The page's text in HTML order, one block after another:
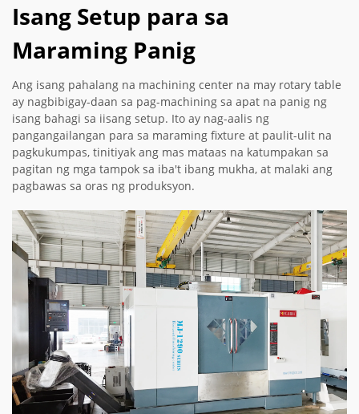
Isang Setup para sa
Maraming Panig
Ang isang pahalang na machining center na may rotary table
ay nagbibigay-daan sa pag-machining sa apat na panig ng
isang bahagi sa iisang setup. Ito ay nag-aalis ng
pangangailangan para sa maraming fixture at paulit-ulit na
pagkukumpas, tinitiyak ang mas mataas na katumpakan sa
pagitan ng mga tampok sa iba't ibang mukha, at malaki ang
pagbawas sa oras ng produksyon.